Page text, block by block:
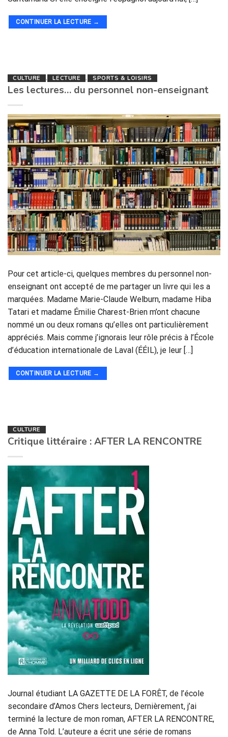
CONTINUER LA LECTURE →
CULTURE , LECTURE , SPORTS & LOISIRS
Les lectures… du personnel non-enseignant
Pour cet article-ci, quelques membres du personnel non-
enseignant ont accepté de me partager un livre qui les a
marquées. Madame Marie-Claude Welburn, madame Hiba
Tatari et madame Émilie Charest-Brien m’ont chacune
nommé un ou deux romans qu’elles ont particulièrement
appréciés. Mais comme j’ignorais leur rôle précis à l’École
d’éducation internationale de Laval (ÉÉIL), je leur […]
CONTINUER LA LECTURE →
CULTURE
Critique littéraire : AFTER LA RENCONTRE
Journal étudiant LA GAZETTE DE LA FORÊT, de l’école
secondaire d’Amos Chers lecteurs, Dernièrement, j’ai
terminé la lecture de mon roman, AFTER LA RENCONTRE,
de Anna Told. L’auteure a écrit une série de romans